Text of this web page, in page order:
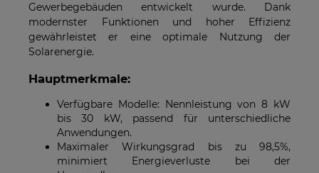
Gewerbegebäuden entwickelt wurde. Dank
modernster Funktionen und hoher Effizienz
gewährleistet er eine optimale Nutzung der
Solarenergie.
Hauptmerkmale:
Verfügbare Modelle: Nennleistung von 8 kW
bis 30 kW, passend für unterschiedliche
Anwendungen.
Maximaler Wirkungsgrad bis zu 98,5%,
minimiert Energieverluste bei der